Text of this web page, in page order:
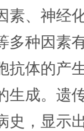
素、神经
多种因素
抗体的产
生成。遗
史，显示